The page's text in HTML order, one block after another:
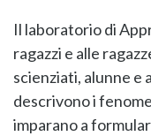
Il laboratorio di
ragazzi e alle
scienziati, alunne e
‌descrivono‌ ‌i
‌imparano a